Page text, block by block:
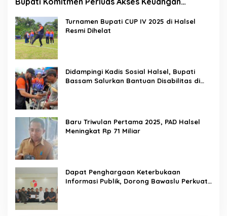
Turnamen Bupati CUP IV 2025 di Halsel
Resmi Dihelat
Didampingi Kadis Sosial Halsel, Bupati
Bassam Salurkan Bantuan Disabilitas di
Baru Triwulan Pertama 2025, PAD Halsel
Meningkat Rp 71 Miliar
Dapat Penghargaan Keterbukaan
Informasi Publik, Dorong Bawaslu Perkuat